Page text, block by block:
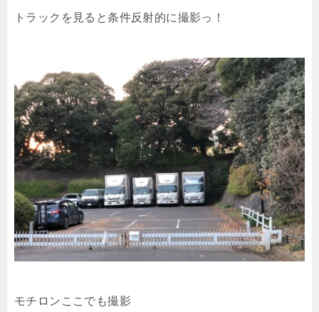
トラックを見ると条件反射的に撮影っ！
モチロンここでも撮影